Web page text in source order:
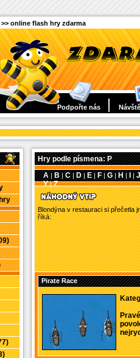
>> online flash hry zdarma
Podpořte nás
Hry podle písmena: P
A |B |C |D |E |F |G |H |I |J
Y |Z
Blondýna v restauraci si přečetla
říká:
Pirate Race